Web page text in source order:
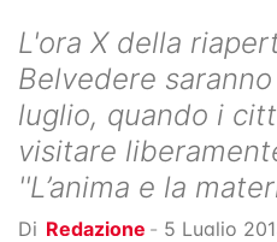
L'ora X della
Belvedere
luglio, quando i
visitare
''L’anima e la
Di Redazione - 5 Luglio